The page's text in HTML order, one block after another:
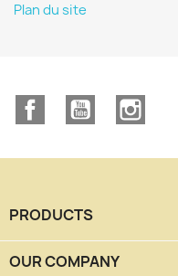
Plan du site
FacebookYouTube
PRODUCTS
OUR COMPANY